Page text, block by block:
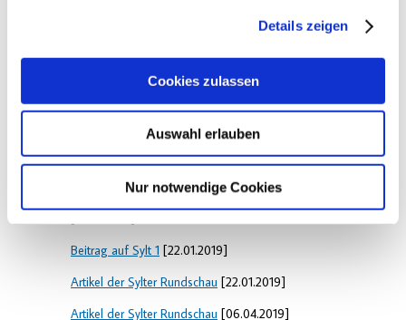
Details zeigen
Cookies zulassen
Auswahl erlauben
Nur notwendige Cookies
Pressemitteilung der Sylter Verkehrsgesellschaft
Artikel der Sylter Rundschau[29.07.2017]
Artikel und Interview auf detektor.fm
Artikel der Sylter Rundschau[23.02.2018]
Beitrag im Schleswig-Holstein Magazin
Beitrag auf Sylt 1 [22.01.2019]
Artikel der Sylter Rundschau [22.01.2019]
Artikel der Sylter Rundschau [06.04.2019]